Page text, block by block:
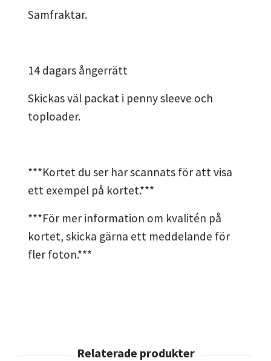
Samfraktar.
14 dagars ångerrätt
Skickas väl packat i penny sleeve och
toploader.
***Kortet du ser har scannats för att visa
ett exempel på kortet.***
***För mer information om kvalitén på
kortet, skicka gärna ett meddelande för
fler foton.***